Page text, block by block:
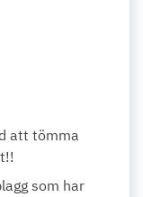
att tömma
som har